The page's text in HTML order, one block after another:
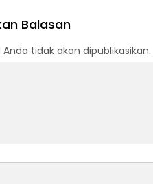
Balasan
tidak akan dipublikasikan.